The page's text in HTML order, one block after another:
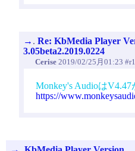
→ . Re: KbMedia Player
3.05beta2.2019.0224
Cerise 2019/02/25月01:23
Monkey's AudioはV4.47
https://